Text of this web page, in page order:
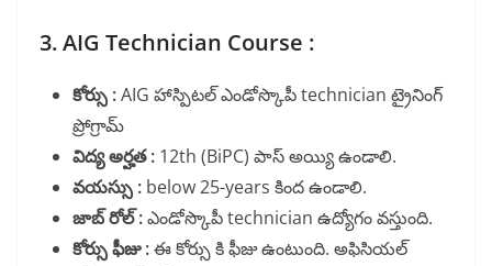
3. AIG Technician Course :
కోర్సు :AIG హాస్పిటల్ ఎండోస్కొపీ technician ట్రైనింగ్
ప్రోగ్రామ్
విద్య అర్హత : 12th (BiPC) పాస్ అయ్యి ఉండాలి.
వయస్సు : below 25-years కింద ఉండాలి.
జాబ్ రోల్ :ఎండోస్కొపీ technician ఉద్యోగం వస్తుంది.
కోర్సు ఫీజు :ఈ కోర్సు కి ఫీజు ఉంటుంది. అఫిసియల్